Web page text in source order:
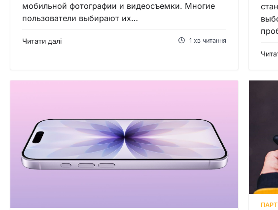
мобильной фотографии и видеосъемки. Многие
пользователи выбирают их…
Читати далі 1 хв читання